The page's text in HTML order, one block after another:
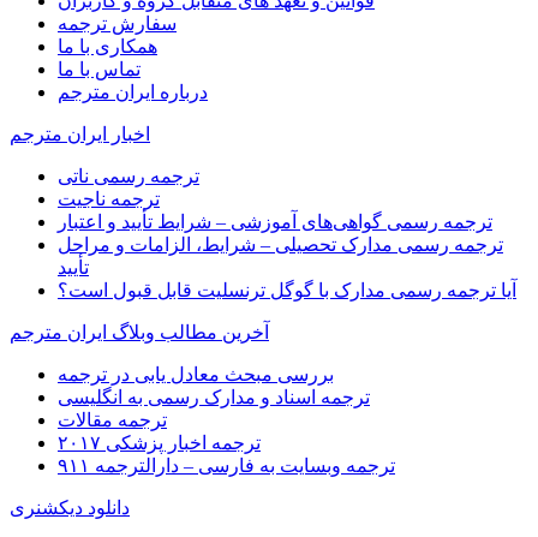
سفارش ترجمه
همکاری با ما
تماس با ما
درباره ایران مترجم
اخبار ایران مترجم
ترجمه رسمی ناتی
ترجمه ناجیت
ترجمه رسمی گواهی‌های آموزشی – شرایط تأیید و اعتبار
ترجمه رسمی مدارک تحصیلی – شرایط، الزامات و مراحل
تأیید
آیا ترجمه رسمی مدارک با گوگل ترنسلیت قابل قبول است؟
آخرین مطالب وبلاگ ایران مترجم
بررسی مبحث معادل یابی در ترجمه
ترجمه اسناد و مدارک رسمی به انگلیسی
ترجمه مقالات
ترجمه اخبار پزشکی ۲۰۱۷
ترجمه وبسایت به فارسی – دارالترجمه ۹۱۱
دانلود دیکشنری